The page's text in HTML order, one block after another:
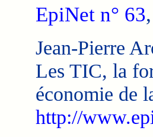
EpiNet n° 63
Jean-Pierre
Les TIC, la
économie de
http://